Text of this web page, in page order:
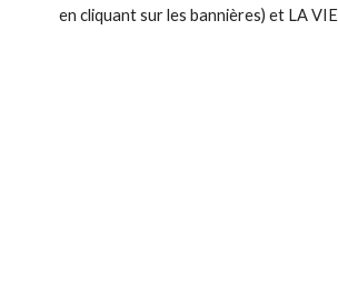
en cliquant sur les bannières) et LA VIE